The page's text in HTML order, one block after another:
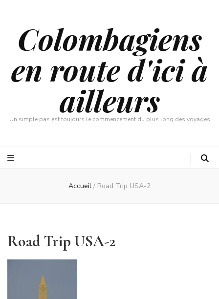
Colombagiens
en route d'ici à
ailleurs
Un simple pas est toujours le commencement du plus long des voyages
Accueil / Road Trip USA-2
Road Trip USA-2